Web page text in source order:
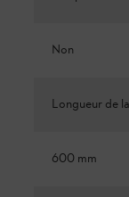
Non
Longueur de
600 mm